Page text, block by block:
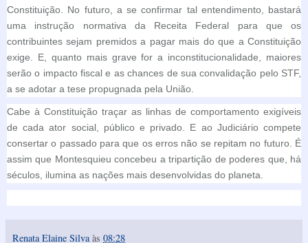
Constituição. No futuro, a se confirmar tal entendimento, bastará
uma instrução normativa da Receita Federal para que os
contribuintes sejam premidos a pagar mais do que a Constituição
exige. E, quanto mais grave for a inconstitucionalidade, maiores
serão o impacto fiscal e as chances de sua convalidação pelo STF,
a se adotar a tese propugnada pela União.
Cabe à Constituição traçar as linhas de comportamento exigíveis
de cada ator social, público e privado. E ao Judiciário compete
consertar o passado para que os erros não se repitam no futuro. É
assim que Montesquieu concebeu a tripartição de poderes que, há
séculos, ilumina as nações mais desenvolvidas do planeta.
Renata Elaine Silva às 08:28